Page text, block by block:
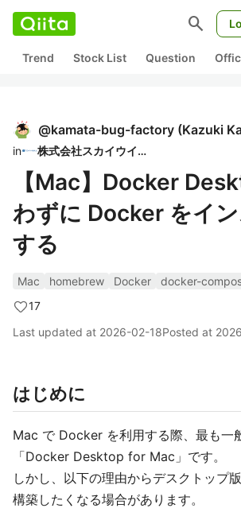
search
Trend Stock List Question
@kamata-bug-factory (Kazuki
in 株式会社スカイウイル
【Mac】Docker
わずに Docker をイ
する
Mac homebrew Docker docker-
17
Last updated at 2026-02-18Posted at
はじめに
Mac で Docker を利用する際、最も一
「Docker Desktop for Mac」です。
しかし、以下の理由からデスクトップ
構築したくなる場合があります。